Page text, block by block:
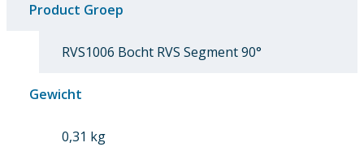
Product Groep
RVS1006 Bocht RVS Segment 90°
Gewicht
0,31 kg